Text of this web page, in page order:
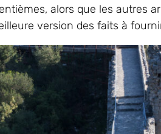
alors que les autres
version des faits à